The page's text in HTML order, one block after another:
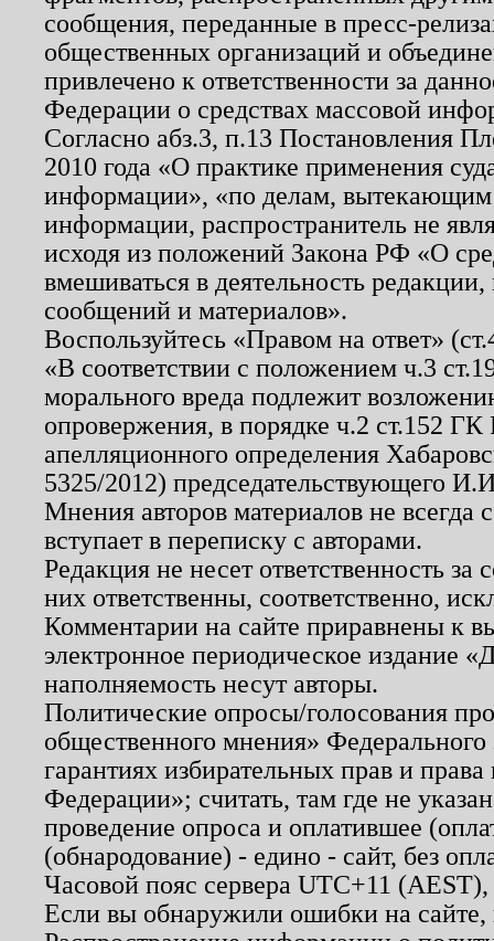
сообщения, переданные в пресс-
общественных организаций и
привлечено к ответственности за
Федерации о средствах массовой
Согласно абз.3, п.13 Постановления
2010 года «О практике применения
информации», «по делам, вытекающим
информации, распространитель не
исходя из положений Закона РФ «О
вмешиваться в деятельность
сообщений и материалов».
Воспользуйтесь «Правом на ответ»
«В соответствии с положением ч.3
морального вреда подлежит
опровержения, в порядке ч.2 ст.152
апелляционного определения
5325/2012) председательствующего
Мнения авторов материалов не
вступает в переписку с авторами.
Редакция не несет ответственность
них ответственны, соответственно,
Комментарии на сайте приравнены к
электронное периодическое издание
наполняемость несут авторы.
Политические опросы/голосования
общественного мнения»
гарантиях избирательных прав и
Федерации»; считать, там где не
проведение опроса и оплатившее
(обнародование) - едино - сайт, без
Часовой пояс сервера UTC+11
Если вы обнаружили ошибки на